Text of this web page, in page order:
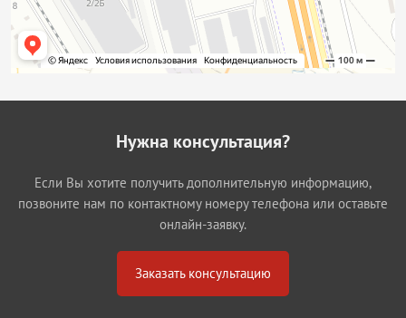
Нужна консультация?
Если Вы хотите получить дополнительную информацию,
позвоните нам по контактному номеру телефона или оставьте
онлайн-заявку.
Заказать консультацию